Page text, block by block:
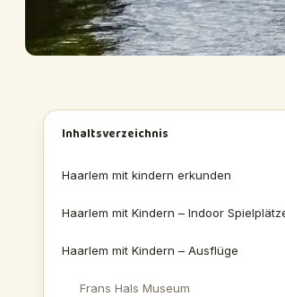
Inhaltsverzeichnis
Haarlem mit kindern erkunden
Haarlem mit Kindern – Indoor
Haarlem mit Kindern – Ausflüge
Frans Hals Museum